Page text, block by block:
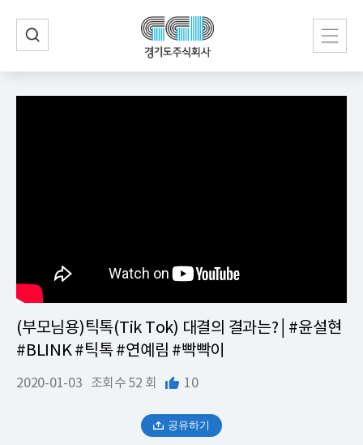
(부모님용)틱톡(Tik Tok) 대결의 결과는?│#윤설현
#BLINK #틱톡 #연예림 #빡빡이
2020-01-03 조회수 52 회 10
공유하기